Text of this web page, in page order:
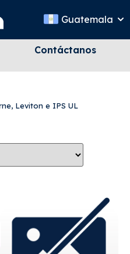
Guatemala
Contáctanos
Leviton e IPS UL